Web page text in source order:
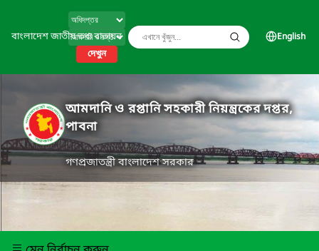
বাংলাদেশ জাতীয় তথ্য বাতায়ন
দেখুন
English
আমদানি ও রপ্তানি সহকারী নিয়ন্ত্রকের দপ্তর,
পাবনা
গণপ্রজাতন্ত্রী বাংলাদেশ সরকার